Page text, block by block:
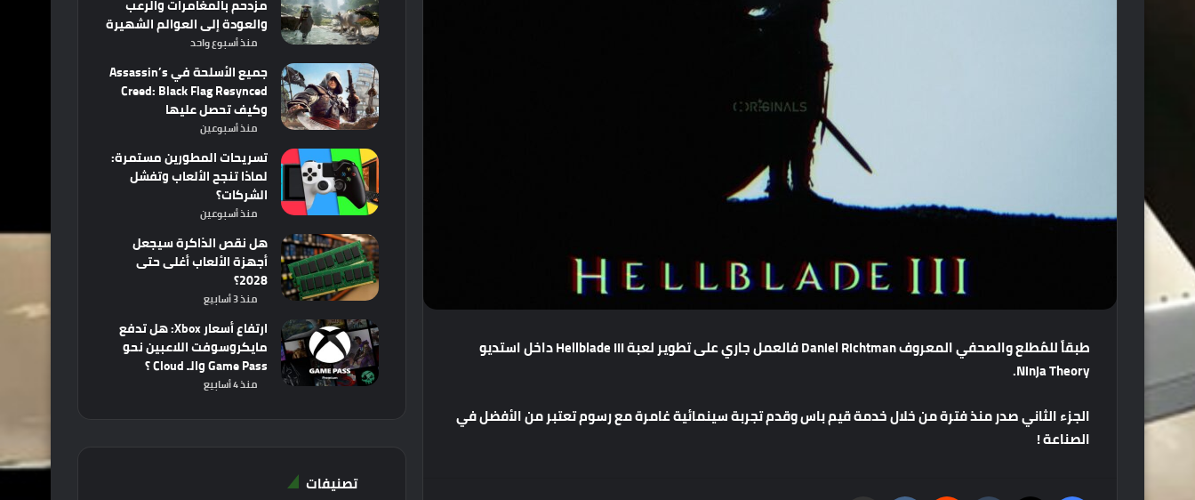
طبقاًللمُطلعوالصحفيالمعروف فالعملجاريعلىتطويرلعبة داخلاستديو
Ninja Theory.
الجزءالثانيصدرمنذفترةمنخلالخدمةقيمباسوقدمتجربةسينمائيةغامرةمعرسومتعتبرمنالأفضلفي
الصناعة!
مزدحم بالمغامرات والرعب
والعودة إلى العوالم الشهيرة
منذ أسبوع واحد
جميع الأسلحة في Assassin’s
Creed: Black Flag Resynced
وكيف تحصل عليها
منذ أسبوعين
تسريحات المطورين مستمرة:
لماذا تنجح الألعاب وتفشل
الشركات؟
منذ أسبوعين
هل نقص الذاكرة سيجعل
أجهزة الألعاب أغلى حتى
2028؟
منذ 3 أسابيع
ارتفاع أسعار Xbox: هل تدفع
مايكروسوفت اللاعبين نحو
Game Pass والـ Cloud ؟
منذ 4 أسابيع
تصنيفات